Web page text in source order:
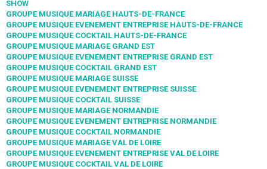
SHOW
GROUPE MUSIQUE MARIAGE HAUTS-DE-FRANCE
GROUPE MUSIQUE EVENEMENT ENTREPRISE HAUTS-DE-FRANCE
GROUPE MUSIQUE COCKTAIL HAUTS-DE-FRANCE
GROUPE MUSIQUE MARIAGE GRAND EST
GROUPE MUSIQUE EVENEMENT ENTREPRISE GRAND EST
GROUPE MUSIQUE COCKTAIL GRAND EST
GROUPE MUSIQUE MARIAGE SUISSE
GROUPE MUSIQUE EVENEMENT ENTREPRISE SUISSE
GROUPE MUSIQUE COCKTAIL SUISSE
GROUPE MUSIQUE MARIAGE NORMANDIE
GROUPE MUSIQUE EVENEMENT ENTREPRISE NORMANDIE
GROUPE MUSIQUE COCKTAIL NORMANDIE
GROUPE MUSIQUE MARIAGE VAL DE LOIRE
GROUPE MUSIQUE EVENEMENT ENTREPRISE VAL DE LOIRE
GROUPE MUSIQUE COCKTAIL VAL DE LOIRE